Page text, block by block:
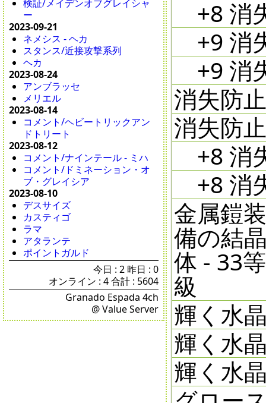
検証/メイデンオブグレイシャ
ー
2023-09-21
ネメシス - ヘカ
スタンス/近接攻撃系列
ヘカ
2023-08-24
アンブラッセ
メリエル
2023-08-14
コメント/ヘビートリックアン
ドトリート
2023-08-12
コメント/ナインテール - ミハ
コメント/ドミネーション・オ
ブ・グレイシア
2023-08-10
デスサイズ
カスティゴ
ラマ
アタランテ
ポイントガルド
今日 : 2 昨日 : 0
オンライン : 4 合計 : 5604
Granado Espada 4ch
@ Value Server
+8 消
+9 消
+9 消
消失防
消失防
+8 消
+8 消
金属鎧
備の結
体 - 33
級
輝く水
輝く水
輝く水